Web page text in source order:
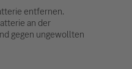
entfernen.
an der
gegen ungewollten